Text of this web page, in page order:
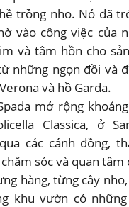
trồng nho. Nó đã
vào công việc của
và tâm hồn cho
những ngọn đồi và
và hồ Garda.
mở rộng
Classica, ở
các cánh đồng,
sóc và quan
hàng, từng cây
khu vườn có